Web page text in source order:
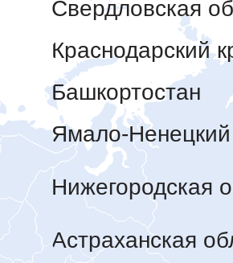
Свердловская
Краснодарский
Башкортостан
Ямало-
Нижегородская
Астраханская